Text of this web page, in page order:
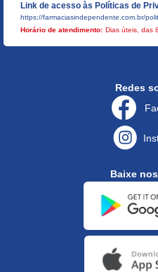
Link de acesso às Políticas de
https://farmaciasindependente.com.br/
Horário de atendimento: Dias úteis, das
Redes
Baixe